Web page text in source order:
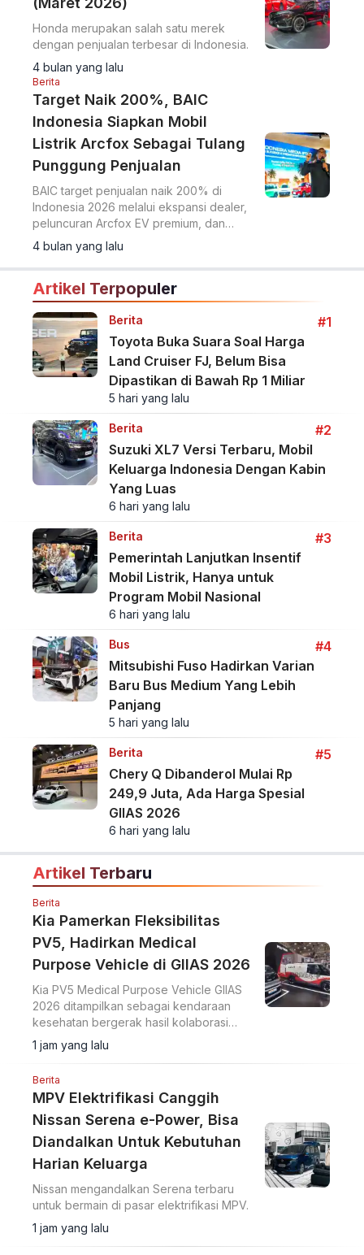
Honda merupakan salah satu merek
dengan penjualan terbesar di Indonesia.
4 bulan yang lalu
Berita
Target Naik 200%, BAIC
Indonesia Siapkan Mobil
Listrik Arcfox Sebagai Tulang
Punggung Penjualan
BAIC target penjualan naik 200% di
Indonesia 2026 melalui ekspansi dealer,
peluncuran Arcfox EV premium, dan
produksi lokal BJ30 HEV.
4 bulan yang lalu
Artikel Terpopuler
Berita
#1
Toyota Buka Suara Soal Harga
Land Cruiser FJ, Belum Bisa
Dipastikan di Bawah Rp 1 Miliar
5 hari yang lalu
Berita
#2
Suzuki XL7 Versi Terbaru, Mobil
Keluarga Indonesia Dengan Kabin
Yang Luas
6 hari yang lalu
Berita
#3
Pemerintah Lanjutkan Insentif
Mobil Listrik, Hanya untuk
Program Mobil Nasional
6 hari yang lalu
Bus
#4
Mitsubishi Fuso Hadirkan Varian
Baru Bus Medium Yang Lebih
Panjang
5 hari yang lalu
Berita
#5
Chery Q Dibanderol Mulai Rp
249,9 Juta, Ada Harga Spesial
GIIAS 2026
6 hari yang lalu
Artikel Terbaru
Berita
Kia Pamerkan Fleksibilitas
PV5, Hadirkan Medical
Purpose Vehicle di GIIAS 2026
Kia PV5 Medical Purpose Vehicle GIIAS
2026 ditampilkan sebagai kendaraan
kesehatan bergerak hasil kolaborasi
dengan Eka Hospital dan mitra lainnya.
1 jam yang lalu
Berita
MPV Elektrifikasi Canggih
Nissan Serena e-Power, Bisa
Diandalkan Untuk Kebutuhan
Harian Keluarga
Nissan mengandalkan Serena terbaru
untuk bermain di pasar elektrifikasi MPV.
1 jam yang lalu